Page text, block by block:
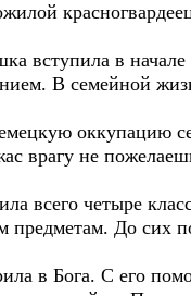
в начале
В семейной
оккупацию села
врагу не
четыре
До сих
в Бога. С его